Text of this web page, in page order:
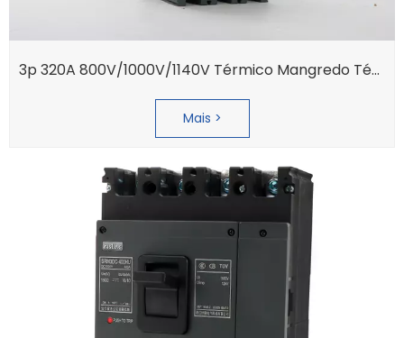
3p 320A 800V/1000V/1140V Térmico Mangredo Térmico Moldado Hyundai Disjuntor MCCB
Mais >